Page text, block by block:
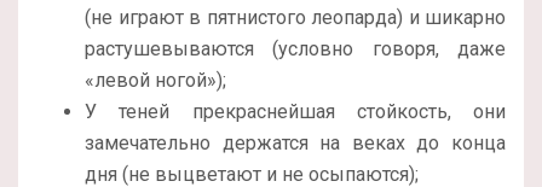
(не играют в пятнистого леопарда) и шикарно
растушевываются (условно говоря, даже
«левой ногой»);
У теней прекраснейшая стойкость, они
замечательно держатся на веках до конца
дня (не выцветают и не осыпаются);